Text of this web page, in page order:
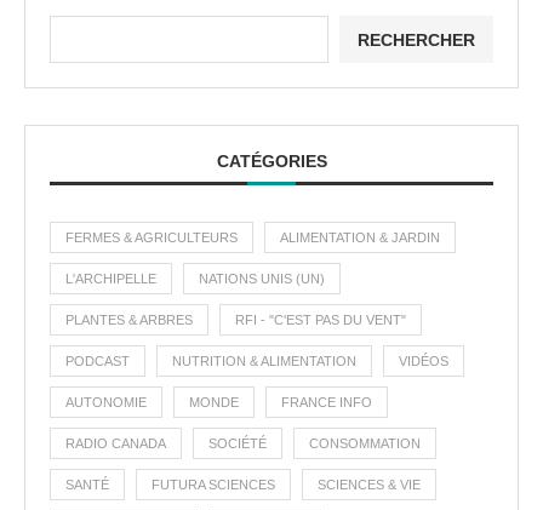
RECHERCHER
CATÉGORIES
FERMES & AGRICULTEURS ALIMENTATION & JARDIN
L'ARCHIPELLE NATIONS UNIS (UN)
PLANTES & ARBRES RFI - "C'EST PAS DU VENT"
PODCAST NUTRITION & ALIMENTATION VIDÉOS
AUTONOMIE MONDE FRANCE INFO
RADIO CANADA SOCIÉTÉ CONSOMMATION
SANTÉ FUTURA SCIENCES SCIENCES & VIE